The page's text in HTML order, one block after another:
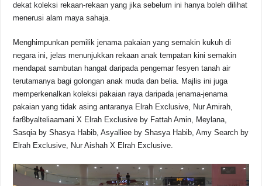
dekat koleksi rekaan-rekaan yang jika sebelum ini hanya boleh dilihat
menerusi alam maya sahaja.
Menghimpunkan pemilik jenama pakaian yang semakin kukuh di
negara ini, jelas menunjukkan rekaan anak tempatan kini semakin
mendapat sambutan hangat daripada pengemar fesyen tanah air
terutamanya bagi golongan anak muda dan belia. Majlis ini juga
memperkenalkan koleksi pakaian raya daripada jenama-jenama
pakaian yang tidak asing antaranya Elrah Exclusive, Nur Amirah,
far8byalteliaamani X Elrah Exclusive by Fattah Amin, Meylana,
Sasqia by Shasya Habib, Asyalliee by Shasya Habib, Amy Search by
Elrah Exclusive, Nur Aishah X Elrah Exclusive.